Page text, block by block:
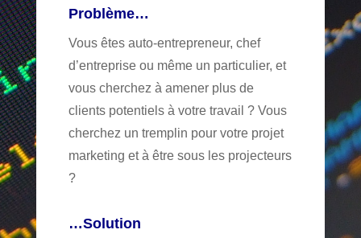
Problème…
Vous êtes auto-entrepreneur, chef
d’entreprise ou même un particulier, et
vous cherchez à amener plus de
clients potentiels à votre travail ? Vous
cherchez un tremplin pour votre projet
marketing et à être sous les projecteurs
?
…Solution